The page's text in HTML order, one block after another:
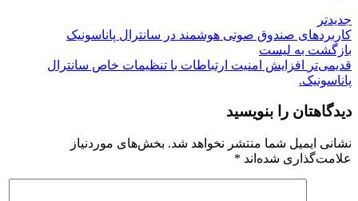
جدیدتر
کاربردهای صندوق صوتی هوشمند در سانترال پاناسونیک
بازگشت بە لیست
قدیمی‌تر
افزایش امنیت ارتباطات با تنظیمات خاص سانترال
پاناسونیک.
دیدگاهتان را بنویسید
نشانی ایمیل شما منتشر نخواهد شد. بخش‌های موردنیاز
علامت‌گذاری شده‌اند *